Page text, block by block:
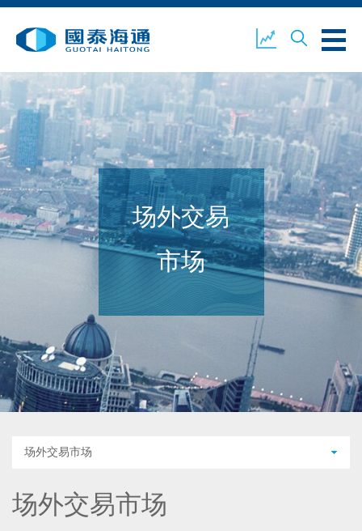
业务概览 公司新闻
环境、社会及企业管治 国泰海通证券 联络我们
场外交易
市场
场外交易市场
场外交易市场